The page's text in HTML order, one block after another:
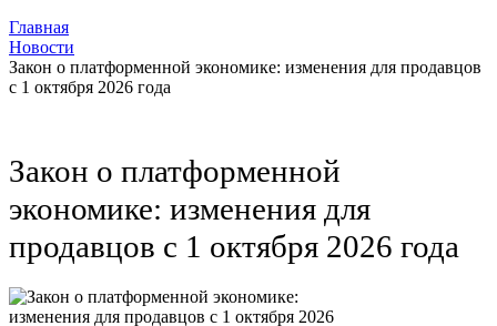
Главная
Новости
Закон о платформенной экономике: изменения для продавцов
с 1 октября 2026 года
Закон о платформенной
экономике: изменения для
продавцов с 1 октября 2026 года